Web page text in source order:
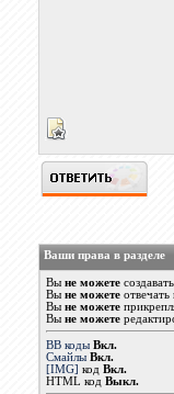
Ваши права в разделе
Вы не можете
Вы не можетеотвечать
Вы не можете
Вы не можете
BB коды Вкл.
Смайлы Вкл.
[IMG] код Вкл.
HTML код Выкл.